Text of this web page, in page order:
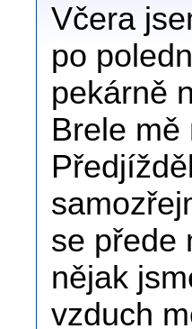
Včera
po
pekárně
Brele mě
se přede
nějak
vzduch